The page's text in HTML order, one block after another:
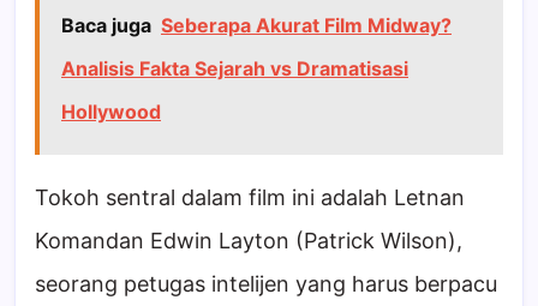
Baca juga Seberapa Akurat Film Midway?
Analisis Fakta Sejarah vs Dramatisasi
Hollywood
Tokoh sentral dalam film ini adalah Letnan
Komandan Edwin Layton (Patrick Wilson),
seorang petugas intelijen yang harus berpacu